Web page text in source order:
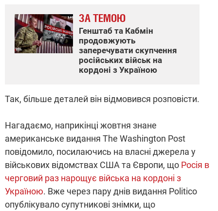
ЗА ТЕМОЮ
Генштаб та Кабмін
продовжують
заперечувати скупчення
російських військ на
кордоні з Україною
Так, більше деталей він відмовився розповісти.
Нагадаємо, наприкінці жовтня знане
американське видання The Washington Post
повідомило, посилаючись на власні джерела у
військових відомствах США та Європи, що Росія в
черговий раз нарощує війська на кордоні з
Україною. Вже через пару днів видання Politico
опублікувало супутникові знімки, що